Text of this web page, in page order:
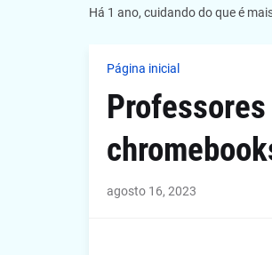
Há 1 ano, cuidando do que é
Página inicial
agosto 16, 2023